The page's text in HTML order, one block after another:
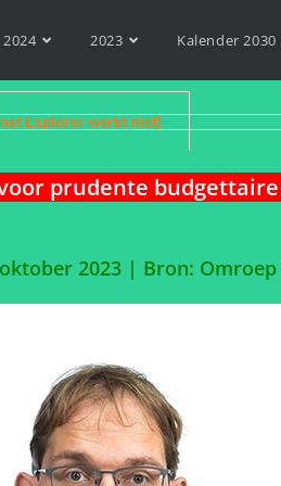
2024 2023 Kalender 2030
Explorer werkt niet)
prudente
2023 | Bron: